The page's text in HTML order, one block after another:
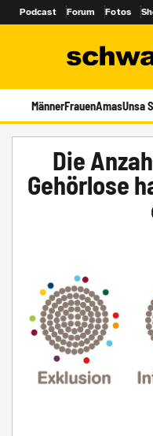
Podcast Forum Fotos
MännerFrauenAmasUnsa
Die
Gehörlose